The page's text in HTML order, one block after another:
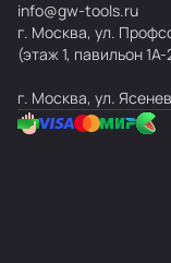
info@gw-tools.ru
г. Москва, ул.
(этаж 1, павильон 1А-
г. Москва, ул.